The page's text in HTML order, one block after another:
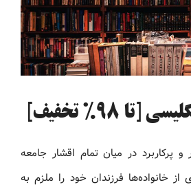
98% تخفیف]
و پرکاربرد در میان تمام اقشار جامعه
خانواده‌ها فرزندان خود را ملزم به